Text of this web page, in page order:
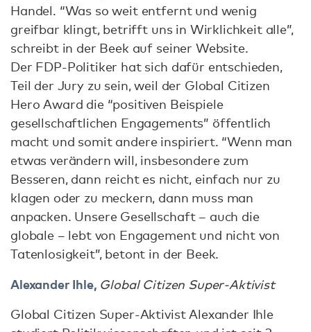
Handel. “Was so weit entfernt und wenig
greifbar klingt, betrifft uns in Wirklichkeit alle”,
schreibt in der Beek auf seiner Website.
Der FDP-Politiker hat sich dafür entschieden,
Teil der Jury zu sein, weil der Global Citizen
Hero Award die “positiven Beispiele
gesellschaftlichen Engagements” öffentlich
macht und somit andere inspiriert. “Wenn man
etwas verändern will, insbesondere zum
Besseren, dann reicht es nicht, einfach nur zu
klagen oder zu meckern, dann muss man
anpacken. Unsere Gesellschaft – auch die
globale – lebt von Engagement und nicht von
Tatenlosigkeit”, betont in der Beek.
Alexander Ihle, Global Citizen Super-Aktivist
Global Citizen Super-Aktivist Alexander Ihle